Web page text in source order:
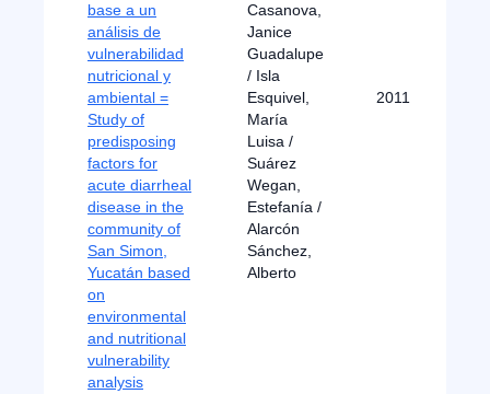
base a un
análisis de
vulnerabilidad
nutricional y
ambiental =
Study of
predisposing
factors for
acute diarrheal
disease in the
community of
San Simon,
Yucatán based
on
environmental
and nutritional
vulnerability
analysis
Casanova,
Janice
Guadalupe
/ Isla
Esquivel,
María
Luisa /
Suárez
Wegan,
Estefanía /
Alarcón
Sánchez,
Alberto
2011